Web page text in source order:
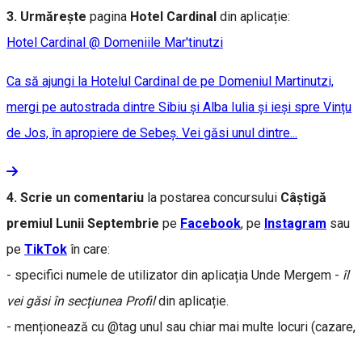
3. Urmărește pagina Hotel Cardinal din aplicație:
Hotel Cardinal @ Domeniile Mar'tinutzi
Ca să ajungi la Hotelul Cardinal de pe Domeniul Martinutzi,
mergi pe autostrada dintre Sibiu și Alba Iulia și ieși spre Vințu
de Jos, în apropiere de Sebeș. Vei găsi unul dintre...
4. Scrie un comentariu la postarea concursului Câştigă
premiul Lunii Septembrie pe Facebook, pe Instagram sau
pe TikTok în care:
- specifici numele de utilizator din aplicația Unde Mergem - îl
vei găsi în secțiunea Profildin aplicație.
- menționează cu @tag unul sau chiar mai multe locuri (cazare,